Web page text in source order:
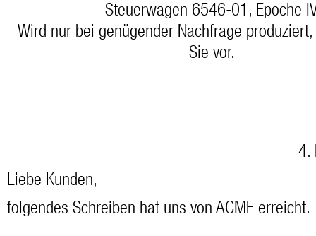
Steuerwagen 6546-01, Epoche
Wird nur bei genügender Nachfrage
Sie vor.
4.
Liebe Kunden,
folgendes Schreiben hat uns von ACME erreicht.